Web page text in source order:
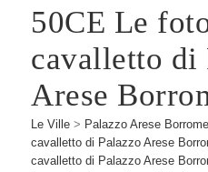
50CE Le
cavalletto di
Arese
Le Ville > Palazzo Arese
cavalletto di Palazzo Arese
cavalletto di Palazzo Arese